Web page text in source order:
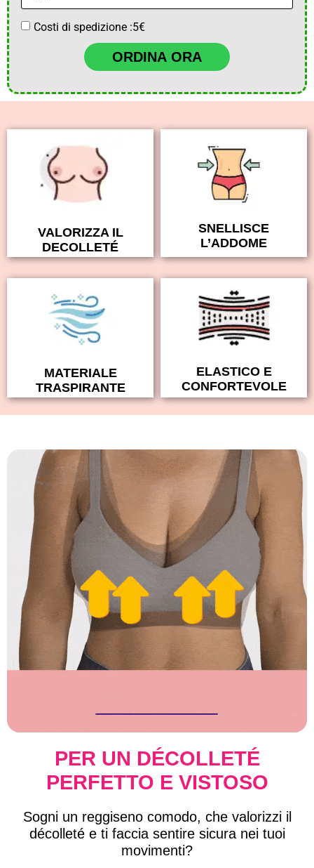
Costi di spedizione :5€
ORDINA ORA
VALORIZZA IL
DECOLLETÉ
SNELLISCE
L’ADDOME
MATERIALE
TRASPIRANTE
ELASTICO E
CONFORTEVOLE
PER UN DÉCOLLETÉ
PERFETTO E VISTOSO
Sogni un reggiseno comodo, che valorizzi il
décolleté e ti faccia sentire sicura nei tuoi
movimenti?